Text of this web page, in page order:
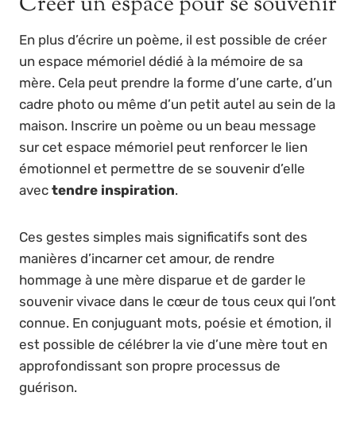
En plus d’écrire un poème, il est possible de créer
un espace mémoriel dédié à la mémoire de sa
mère. Cela peut prendre la forme d’une carte, d’un
cadre photo ou même d’un petit autel au sein de la
maison. Inscrire un poème ou un beau message
sur cet espace mémoriel peut renforcer le lien
émotionnel et permettre de se souvenir d’elle
avec tendre inspiration.
Ces gestes simples mais significatifs sont des
manières d’incarner cet amour, de rendre
hommage à une mère disparue et de garder le
souvenir vivace dans le cœur de tous ceux qui l’ont
connue. En conjuguant mots, poésie et émotion, il
est possible de célébrer la vie d’une mère tout en
approfondissant son propre processus de
guérison.